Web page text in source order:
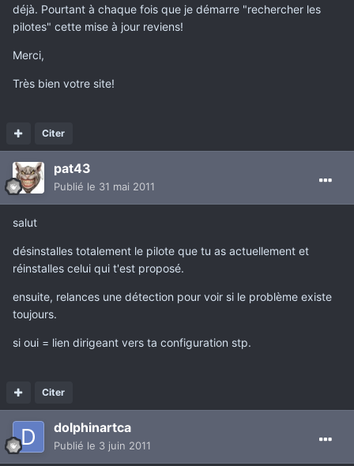
déjà. Pourtant à chaque fois que je démarre "rechercher les
pilotes" cette mise à jour reviens!
Merci,
Très bien votre site!
Citer
pat43
Publié le 31 mai 2011
salut
désinstalles totalement le pilote que tu as actuellement et
réinstalles celui qui t'est proposé.
ensuite, relances une détection pour voir si le problème existe
toujours.
si oui = lien dirigeant vers ta configuration stp.
Citer
dolphinartca
Publié le 3 juin 2011